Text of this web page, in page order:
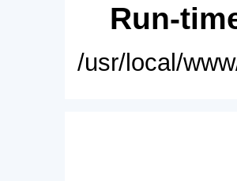
Run-
/usr/local/